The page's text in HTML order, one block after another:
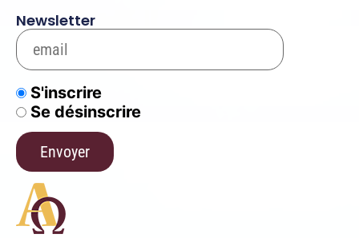
Newsletter
S'inscrire
Se désinscrire